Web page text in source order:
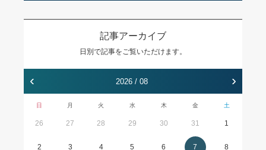
記事アーカイブ
日別で記事をご覧いただけます。
‹ 2026 / 08 ›
日 月 火 水 木 金 土
26 27 28 29 30 31 1
2 3 4 5 6 7 8